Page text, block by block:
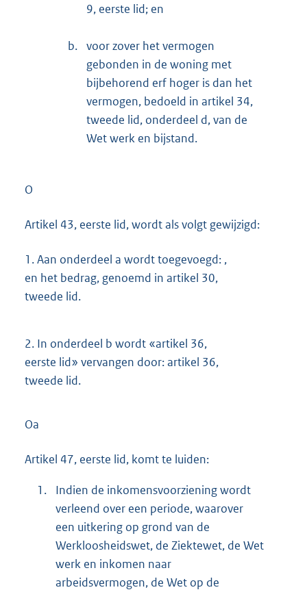
9, eerste lid; en
b. voor zover het vermogen
gebonden in de woning met
bijbehorend erf hoger is dan het
vermogen, bedoeld in artikel 34,
tweede lid, onderdeel d, van de
Wet werk en bijstand.
O
Artikel 43, eerste lid, wordt als volgt gewijzigd:
1.Aan onderdeel a wordt toegevoegd: ,
en het bedrag, genoemd in artikel 30,
tweede lid.
2. In onderdeel b wordt «artikel 36,
eerste lid» vervangen door: artikel 36,
tweede lid.
Oa
Artikel 47, eerste lid, komt te luiden:
1.
Indien de inkomensvoorziening wordt
verleend over een periode, waarover
een uitkering op grond van de
Werkloosheidswet, de Ziektewet, de Wet
werk en inkomen naar
arbeidsvermogen, de Wet op de